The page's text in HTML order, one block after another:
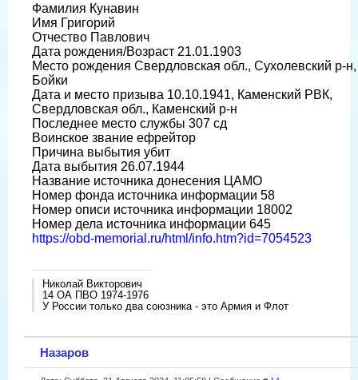
Фамилия Кунавин
Имя Григорий
Отчество Павлович
Дата рождения/Возраст 21.01.1903
Место рождения Свердловская обл., Сухолевский р-н,
Бойки
Дата и место призыва 10.10.1941, Каменский РВК,
Свердловская обл., Каменский р-н
Последнее место службы 307 сд
Воинское звание ефрейтор
Причина выбытия убит
Дата выбытия 26.07.1944
Название источника донесения ЦАМО
Номер фонда источника информации 58
Номер описи источника информации 18002
Номер дела источника информации 645
https://obd-memorial.ru/html/info.htm?id=7054523
Николай Викторович
14 ОА ПВО 1974-1976
У России только два союзника - это Армия и Флот
Назаров